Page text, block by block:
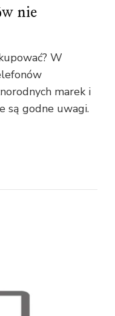
nie
W
marek i
są godne uwagi.